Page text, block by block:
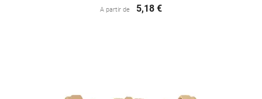
A partir de 5,18 €